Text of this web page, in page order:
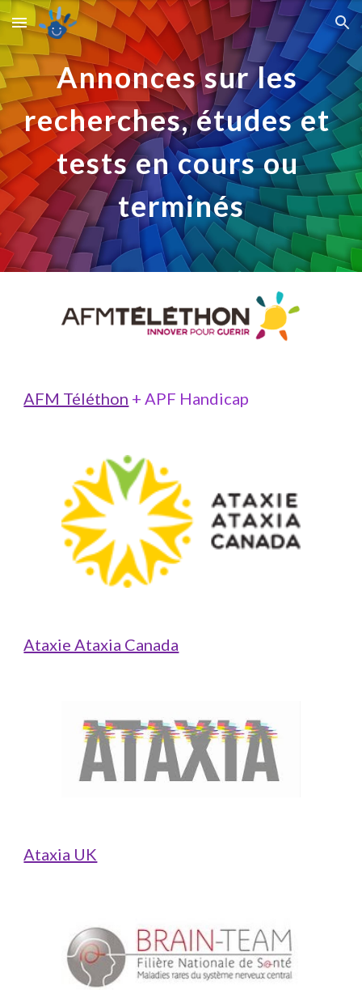
Skip to main content Skip to navigation
Annonces sur les
recherches, études et
tests en cours ou
terminés
AFM Téléthon + APF Handicap
Ataxie Ataxia Canada
Ataxia UK